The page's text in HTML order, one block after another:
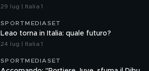
29 lug | Italia 1
SPORTMEDIASET
Leao torna in Italia: quale futuro?
24 lug | Italia 1
SPORTMEDIASET